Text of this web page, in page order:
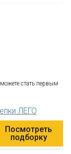
стать первым
ЛЕГО
Посмотреть
подборку